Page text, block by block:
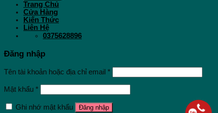
Trang Chủ
Cửa Hàng
Kiến Thức
Liên Hệ
0375628896
Đăng nhập
Tên tài khoản hoặc địa chỉ email *
Mật khẩu *
Ghi nhớ mật khẩu Đăng nhập